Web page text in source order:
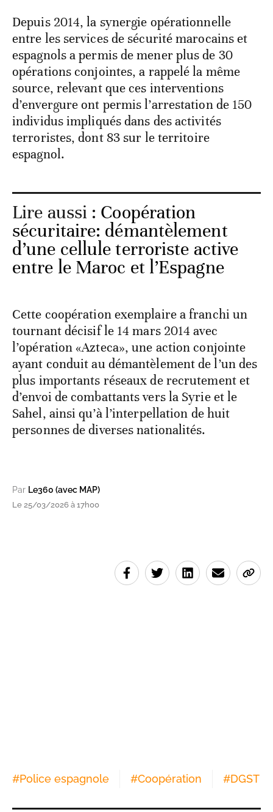
Depuis 2014, la synergie opérationnelle
entre les services de sécurité marocains et
espagnols a permis de mener plus de 30
opérations conjointes, a rappelé la même
source, relevant que ces interventions
d’envergure ont permis l’arrestation de 150
individus impliqués dans des activités
terroristes, dont 83 sur le territoire
espagnol.
Lire aussi : Coopération
sécuritaire: démantèlement
d’une cellule terroriste active
entre le Maroc et l’Espagne
Cette coopération exemplaire a franchi un
tournant décisif le 14 mars 2014 avec
l’opération «Azteca», une action conjointe
ayant conduit au démantèlement de l’un des
plus importants réseaux de recrutement et
d’envoi de combattants vers la Syrie et le
Sahel, ainsi qu’à l’interpellation de huit
personnes de diverses nationalités.
Par Le360 (avec MAP)
Le 25/03/2026 à 17h00
#Police espagnole #Coopération #DGST